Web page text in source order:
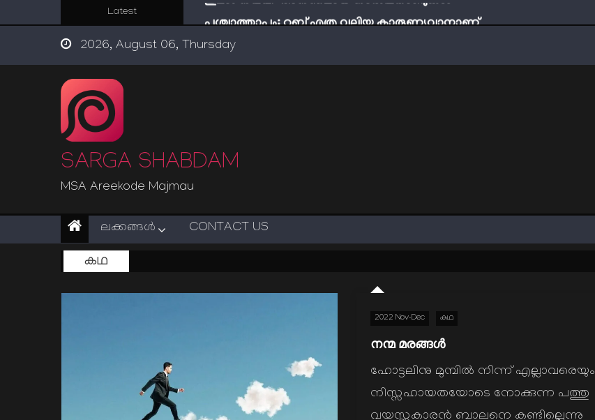
Latest
പശ്ചാത്താപം: റബ്ബ് എത്ര വലിയ കാരുണ്യവാനാണ്
ഇന്ന് നേടിയാൽ ഇരട്ടി നേടാം
“ട്രംപ് 2.0” അധികാരത്തിന്‍റെ നിഴലിലെ എപ്സ്റ്റീന്‍ രഹസ്യങ്ങള്‍
2026, August 06, Thursday
SARGA SHABDAM
MSA Areekode Majmau
ലക്കങ്ങള്‍ CONTACT US
കഥ
2022 Nov-Dec കഥ
നന്മ മരങ്ങൾ
ഹോട്ടലിനു മുമ്പിൽ നിന്ന് എല്ലാവരെയും
നിസ്സഹായതയോടെ നോക്കുന്ന പത്തു
വയസ്സുകാരൻ ബാലനെ കണ്ടില്ലെന്നു